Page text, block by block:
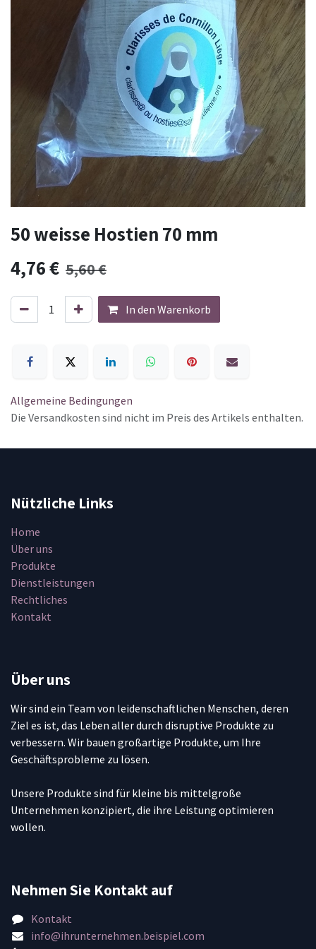
50 weisse Hostien 70 mm
4,76€ 5,60€
In den Warenkorb
Allgemeine Bedingungen
Die Versandkosten sind nicht im Preis des Artikels enthalten.
Nützliche Links
Home
Über uns
Produkte
Dienstleistungen
Rechtliches
Kontakt
Über uns
Wir sind ein Team von leidenschaftlichen Menschen, deren
Ziel es ist, das Leben aller durch disruptive Produkte zu
verbessern. Wir bauen großartige Produkte, um Ihre
Geschäftsprobleme zu lösen.
Unsere Produkte sind für kleine bis mittelgroße
Unternehmen konzipiert, die ihre Leistung optimieren
wollen.
Nehmen Sie Kontakt auf
Kontakt
info@ihrunternehmen.beispiel.com